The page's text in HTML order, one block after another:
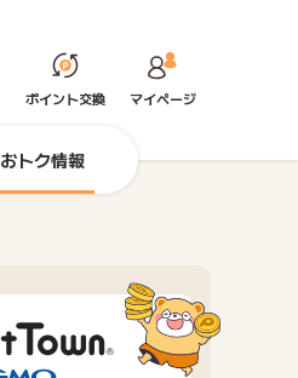
ポイント交換 マイページ
おトク情報